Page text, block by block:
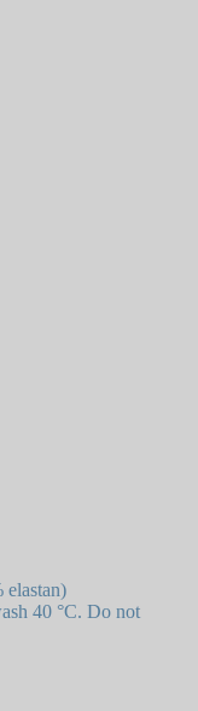
elastan)
40 °C. Do not